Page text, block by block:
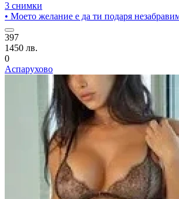
3 снимки
• Моето желание е да ти подаря
397
1450 лв.
0
Аспарухово